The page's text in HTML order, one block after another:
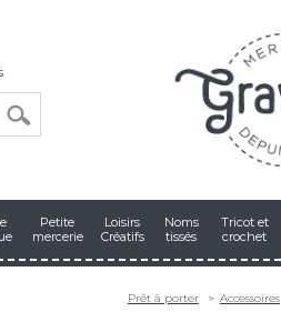
Petite
mercerie
Loisirs
Créatifs
Noms
tissés
Tricot et
crochet
Prêt à porter Accessoires